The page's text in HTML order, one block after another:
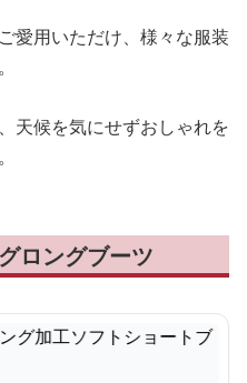
愛用いただけ、様々な服装
天候を気にせずおしゃれを
ロングブーツ